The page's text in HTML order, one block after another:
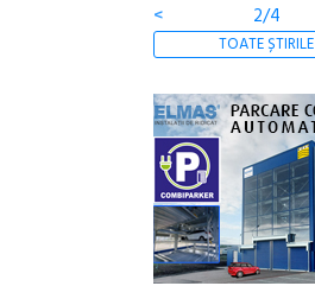
<
2/4
TOATE ȘTIRILE